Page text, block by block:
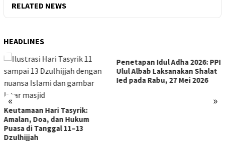
RELATED NEWS
HEADLINES
« »
Penetapan Idul Adha 2026: PPI
Ulul Albab Laksanakan Shalat
Ied pada Rabu, 27 Mei 2026
PPI Ulul Albab
Lomba MHQ